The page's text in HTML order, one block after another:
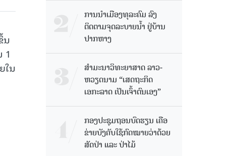
ນ
1
ໃນ
ການນໍາເມືອງທຸລະຄົມ ລົງ
ຕິດຕາມຈຸດລະບາຍນໍ້າ ຢູ່ບ້ານ
ປາກຫາງ
ສຳມະນາວິທະຍາສາດ ລາວ-
ຫວຽດນາມ “ເສດຖະກິດ
ເອກະລາດ ເປັນເຈົ້າຕົນເອງ”
ກອງປະຊຸມຖອນບົດຮຽນ ເຄືອ
ຂ່າຍບັງຄັບໃຊ້ກົດໝາຍວ່າດ້ວຍ
ສັດປ່າ ແລະ ປ່າໄມ້